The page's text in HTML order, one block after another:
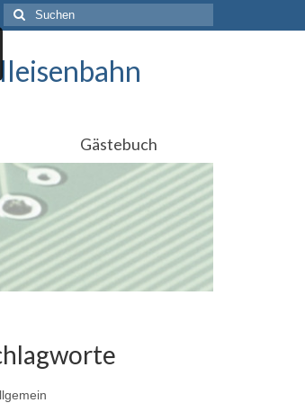
Suchen
nach:
Gästebuch